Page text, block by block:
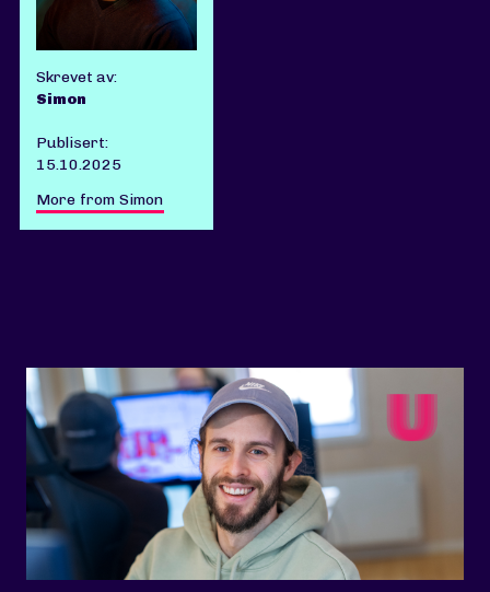
Skrevet av:
Simon
Publisert:
15.10.2025
More from Simon